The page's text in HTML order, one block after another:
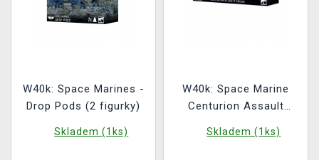
W40k: Space Marines -
Drop Pods (2 figurky)
Skladem (1ks)
W40k: Space Marine
Centurion Assault
Squad (3 figurky)
Skladem (1ks)